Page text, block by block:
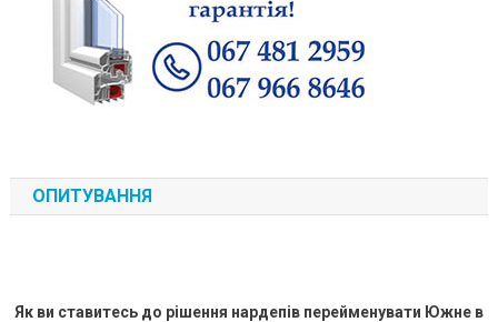
ОПИТУВАННЯ
Як ви ставитесь до рішення нардепів перейменувати Южне в